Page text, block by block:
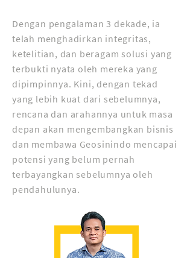
Dengan pengalaman 3 dekade, ia
telah menghadirkan integritas,
ketelitian, dan beragam solusi yang
terbukti nyata oleh mereka yang
dipimpinnya. Kini, dengan tekad
yang lebih kuat dari sebelumnya,
rencana dan arahannya untuk masa
depan akan mengembangkan bisnis
dan membawa Geosinindo mencapai
potensi yang belum pernah
terbayangkan sebelumnya oleh
pendahulunya.